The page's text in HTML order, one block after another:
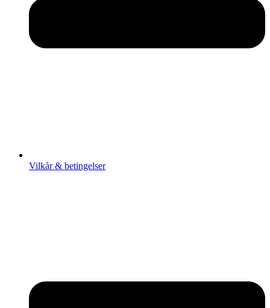
Vilkår & betingelser